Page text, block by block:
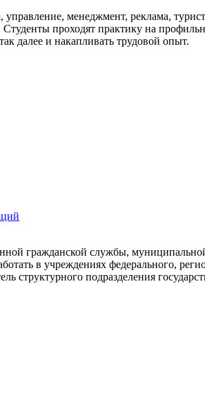
менеджмент, реклама,
проходят практику на
далее и накапливать трудовой опыт.
гражданской службы,
в учреждениях федерального,
структурного подразделения